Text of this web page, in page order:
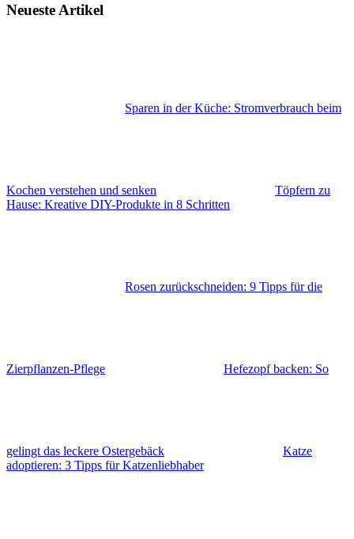
Neueste Artikel
Sparen in der Küche: Stromverbrauch beim
Kochen verstehen und senken
Töpfern zu
Hause: Kreative DIY-Produkte in 8 Schritten
Rosen zurückschneiden: 9 Tipps für die
Zierpflanzen-Pflege Hefezopf backen: So
gelingt das leckere Ostergebäck
Katze
adoptieren: 3 Tipps für Katzenliebhaber